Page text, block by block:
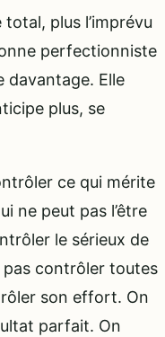
plus l’imprévu
perfectionniste
davantage. Elle
plus, se
ce qui mérite
ne peut pas l’être
le sérieux de
contrôler toutes
son effort. On
parfait. On